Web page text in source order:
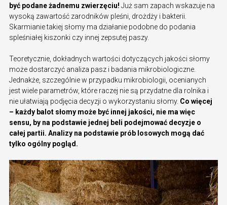
być podane żadnemu zwierzęciu! Już sam zapach wskazuje na
wysoką zawartość zarodników pleśni, drożdży i bakterii.
Skarmianie takiej słomy ma działanie podobne do podania
spleśniałej kiszonki czy innej zepsutej paszy.
Teoretycznie, dokładnych wartości dotyczących jakości słomy
może dostarczyć analiza pasz i badania mikrobiologiczne.
Jednakże, szczególnie w przypadku mikrobiologii, ocenianych
jest wiele parametrów, które raczej nie są przydatne dla rolnika i
nie ułatwiają podjęcia decyzji o wykorzystaniu słomy. Co więcej
– każdy balot słomy może być innej jakości, nie ma więc
sensu, by na podstawie jednej beli podejmować decyzje o
całej partii. Analizy na podstawie prób losowych mogą dać
tylko ogólny pogląd.